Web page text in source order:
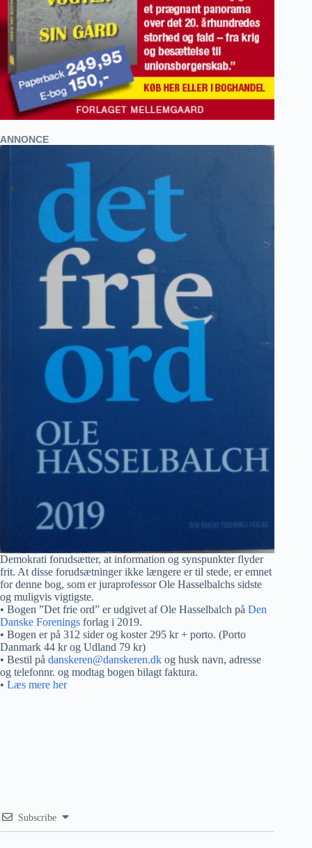
ANNONCE
Demokrati forudsætter, at information og synspunkter flyder
frit. At disse forudsætninger ikke længere er til stede, er emnet
for denne bog, som er juraprofessor Ole Hasselbalchs sidste
og muligvis vigtigste.
• Bogen ”Det frie ord” er udgivet af Ole Hasselbalch på Den
Danske Forenings forlag i 2019.
• Bogen er på 312 sider og koster 295 kr + porto. (Porto
Danmark 44 kr og Udland 79 kr)
• Bestil på danskeren@danskeren.dk og husk navn, adresse
og telefonnr. og modtag bogen bilagt faktura.
• Læs mere her
Subscribe